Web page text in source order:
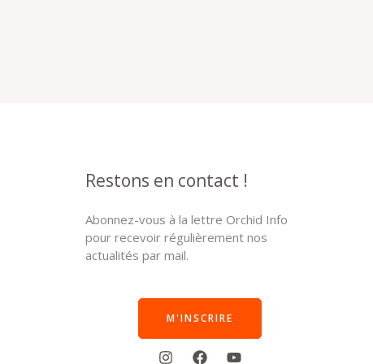
Restons en contact !
Abonnez-vous à la lettre Orchid Info
pour recevoir régulièrement nos
actualités par mail.
M'INSCRIRE